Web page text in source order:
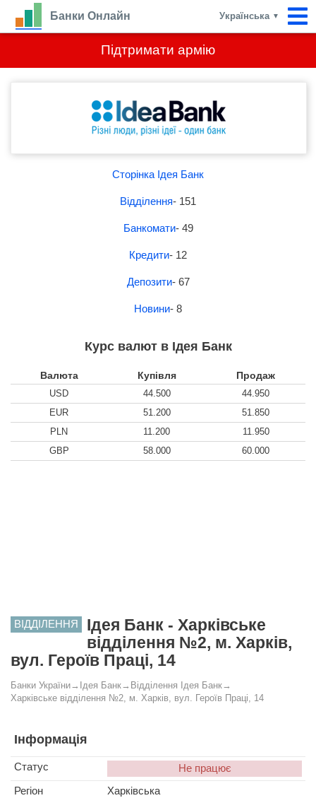
Підтримати армію
Банки Онлайн Українська ▼
Сторінка Ідея Банк
Відділення- 151
Банкомати- 49
Кредити- 12
Депозити- 67
Новини- 8
Курс валют в Ідея Банк
Валюта Купівля Продаж
USD 44.500
44.950
EUR
51.200
51.850
PLN
11.200
11.950
GBP
58.000 60.000
ВІДДІЛЕННЯ
Ідея Банк - Харківське
відділення №2, м. Харків,
вул. Героїв Праці, 14
Банки України→ Ідея Банк→ Відділення Ідея Банк→
Харківське відділення №2, м. Харків, вул. Героїв Праці, 14
Інформація
Статус
Не працює
Регіон
Харківська